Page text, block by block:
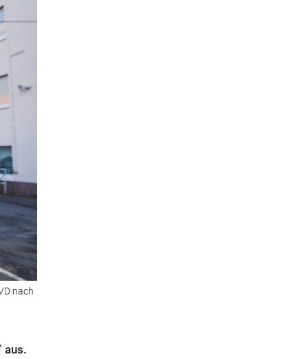
nach
aus.